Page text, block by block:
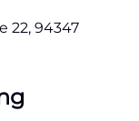
22, 94347